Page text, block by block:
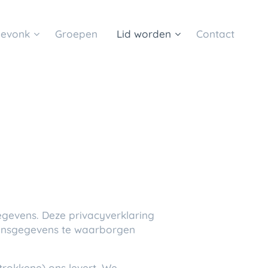
Groepen Lid worden Contact
Deze privacyverklaring
te waarborgen